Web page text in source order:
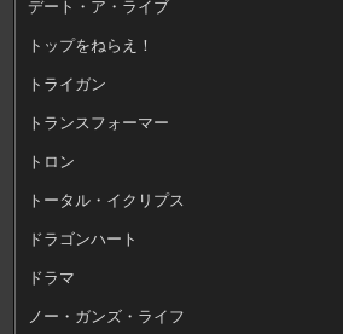
デート・ア・ライブ
トップをねらえ！
トライガン
トランスフォーマー
トロン
トータル・イクリプス
ドラゴンハート
ドラマ
ノー・ガンズ・ライフ